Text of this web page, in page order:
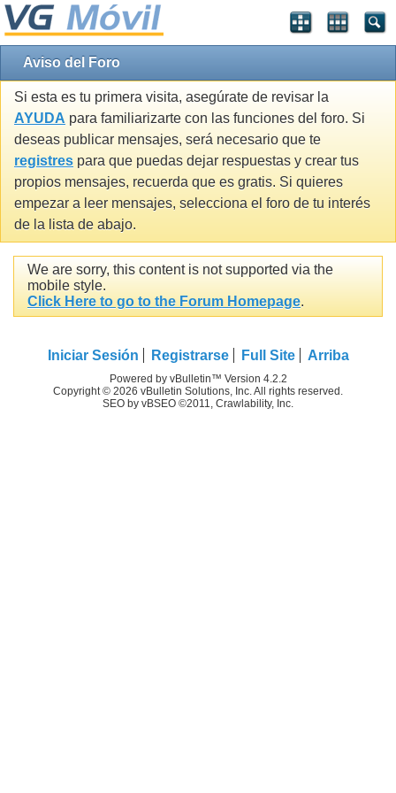
Aviso del Foro
Si esta es tu primera visita, asegúrate de revisar la
AYUDA para familiarizarte con las funciones del foro. Si
deseas publicar mensajes, será necesario que te
registres para que puedas dejar respuestas y crear tus
propios mensajes, recuerda que es gratis. Si quieres
empezar a leer mensajes, selecciona el foro de tu interés
de la lista de abajo.
We are sorry, this content is not supported via the
mobile style.
Click Here to go to the Forum Homepage.
Iniciar Sesión Registrarse Full Site Arriba
Powered by vBulletin™ Version 4.2.2
Copyright © 2026 vBulletin Solutions, Inc. All rights reserved.
SEO by vBSEO ©2011, Crawlability, Inc.